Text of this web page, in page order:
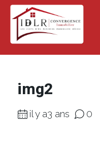
img2
il y a3 ans 0